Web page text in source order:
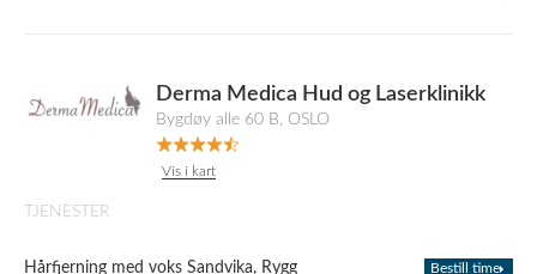
Derma Medica Hud og Laserklinikk
Bygdøy alle 60 B, OSLO
Vis i kart
TJENESTER
Hårfjerning med voks Sandvika, Rygg Bestill time